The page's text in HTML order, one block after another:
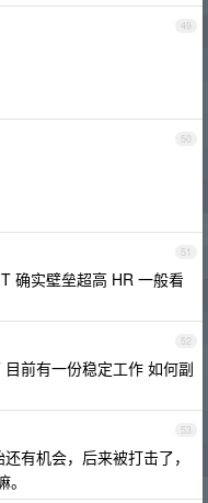
49
50
51
确实壁垒超高 HR 一般看
52
前有一份稳定工作 如何副
53
有机会，后来被打击了，